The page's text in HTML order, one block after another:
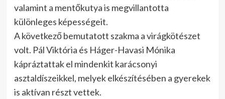
valamint a mentőkutya is megvillantotta
különleges képességeit.
A következő bemutatott szakma a virágkötészet
volt. Pál Viktória és Háger-Havasi Mónika
kápráztattak el mindenkit karácsonyi
asztaldíszeikkel, melyek elkészítésében a gyerekek
is aktívan részt vettek.